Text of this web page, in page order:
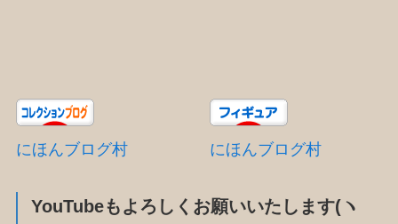
にほんブログ村 にほんブログ村
YouTubeもよろしくお願いいたします(ヽ